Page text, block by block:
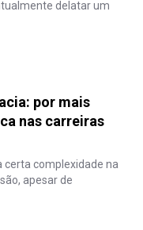
delatar um
por mais
nas carreiras
certa complexidade na
apesar de